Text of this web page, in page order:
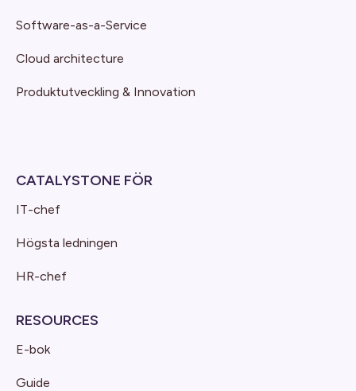
Software-as-a-Service
Cloud architecture
Produktutveckling & Innovation
CATALYSTONE FÖR
IT-chef
Högsta ledningen
HR-chef
RESOURCES
E-bok
Guide